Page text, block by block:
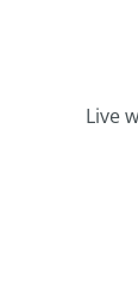
Live